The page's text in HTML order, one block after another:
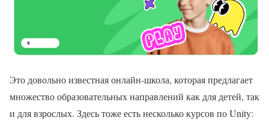
Это довольно известная онлайн-школа, которая предлагает
множество образовательных направлений как для детей, так
и для взрослых. Здесь тоже есть несколько курсов по Unity: